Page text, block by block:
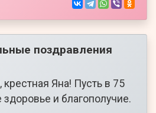
поздравления
Яна! Пусть в 75
здоровье и благополучие.